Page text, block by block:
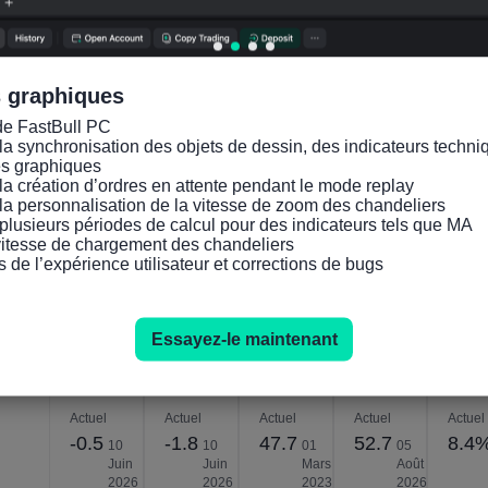
(Indice
des
ons de
l'indus
trie
non
manuf
acturiè
re)
Actuel
-0.5 10
Juin
2026
des
conditi
manuf
acturiè
re)
(Deuxi
ème
re)
Actuel
-1.8 10
Juin
2026
er)
Actuel
47.7 01
Mars
2023
Actuel
52.7 05
Août
2026
Actuel
graphiques
FastBull PC
synchronisation des objets de dessin, des indicateurs
graphiques
création d’ordres en attente pendant le mode replay
personnalisation de la vitesse de zoom des chandeliers
périodes de calcul pour des indicateurs tels que MA
de chargement des chandeliers
de l’expérience utilisateur et corrections de bugs
Essayez-le maintenant